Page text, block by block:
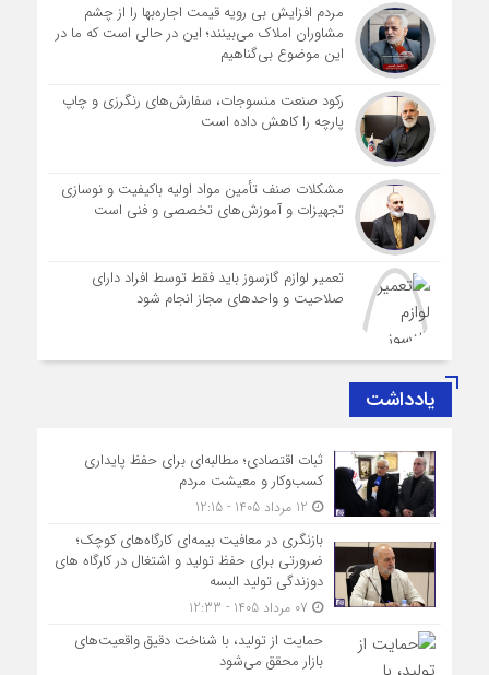
مردم افزایش بی رویه قیمت اجاره‌بها را از چشم
مشاوران املاک می‌بینند؛ این در حالی است که ما در
این موضوع بی‌گناهیم
رکود صنعت منسوجات، سفارش‌های رنگرزی و چاپ
پارچه را کاهش داده است
مشکلات صنف تأمین مواد اولیه باکیفیت و نوسازی
تجهیزات و آموزش‌های تخصصی و فنی است
تعمیر لوازم گازسوز باید فقط توسط افراد دارای
صلاحیت و واحدهای مجاز انجام شود
یادداشت
ثبات اقتصادی؛ مطالبه‌ای برای حفظ پایداری
کسب‌وکار و معیشت مردم
بازنگری در معافیت بیمه‌ای کارگاه‌های کوچک؛
ضرورتی برای حفظ تولید و اشتغال در کارگاه های
دوزندگی تولید البسه
حمایت از تولید، با شناخت دقیق واقعیت‌های
بازار محقق می‌شود